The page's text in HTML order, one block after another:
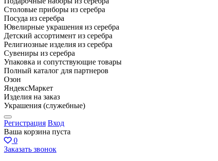
Столовые приборы из серебра
Посуда из серебра
Ювелирные украшения из серебра
Детский ассортимент из серебра
Религиозные изделия из серебра
Сувениры из серебра
Упаковка и сопутствующие товары
Полный каталог для партнеров
Озон
ЯндексМаркет
Изделия на заказ
Украшения (служебные)
Регистрация Вход
Ваша корзина пуста
0
Заказать звонок